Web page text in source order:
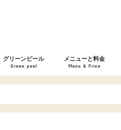
グリーンピール
Green peel
グリーンピール 体験レポート
モニター体験者の声
ニキビ・ニキビ跡・肌荒れ
しみ・しわ・たるみ・毛穴
メニューと料金
Menu & Price
フェイシャル
ブライダル
お取り扱い化粧品